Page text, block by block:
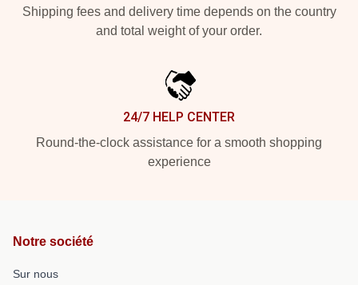
Shipping fees and delivery time depends on the country
and total weight of your order.
24/7 HELP CENTER
Round-the-clock assistance for a smooth shopping
experience
Notre société
Sur nous